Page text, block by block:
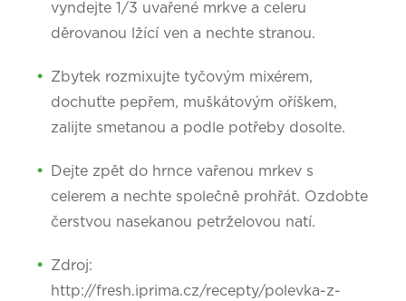
vyndejte 1/3 uvařené mrkve a celeru
děrovanou lžící ven a nechte stranou.
Zbytek rozmixujte tyčovým mixérem,
dochuťte pepřem, muškátovým oříškem,
zalijte smetanou a podle potřeby dosolte.
Dejte zpět do hrnce vařenou mrkev s
celerem a nechte společně prohřát. Ozdobte
čerstvou nasekanou petrželovou natí.
Zdroj:
http://fresh.iprima.cz/recepty/polevka-z-